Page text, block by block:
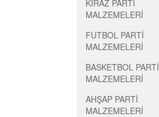
KİRAZ PARTİ
MALZEMELERİ
FUTBOL PARTİ
MALZEMELERİ
BASKETBOL PARTİ
MALZEMELERİ
AHŞAP PARTİ
MALZEMELERİ